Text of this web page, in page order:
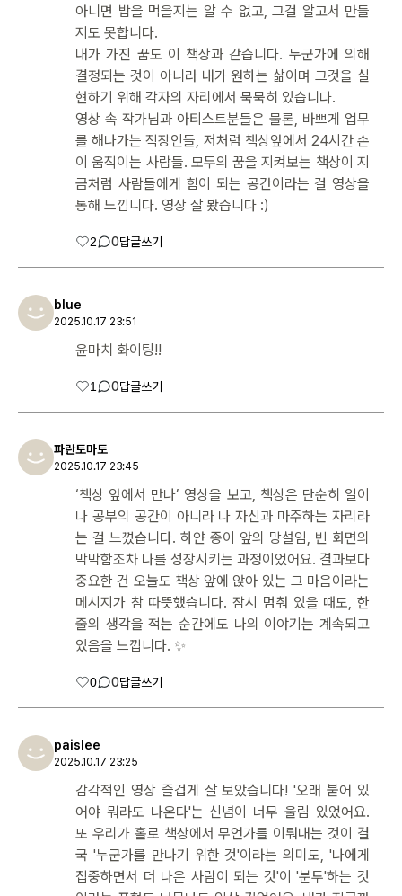
아니면 밥을 먹을지는 알 수 없고, 그걸 알고서 만들
지도 못합니다.
내가 가진 꿈도 이 책상과 같습니다. 누군가에 의해
결정되는 것이 아니라 내가 원하는 삶이며 그것을 실
현하기 위해 각자의 자리에서 묵묵히 있습니다.
영상 속 작가님과 아티스트분들은 물론, 바쁘게 업무
를 해나가는 직장인들, 저처럼 책상앞에서 24시간 손
이 움직이는 사람들. 모두의 꿈을 지켜보는 책상이 지
금처럼 사람들에게 힘이 되는 공간이라는 걸 영상을
통해 느낍니다. 영상 잘 봤습니다 :)
2 0답글쓰기
blue
2025.10.17 23:51
윤마치 화이팅!!
1 0답글쓰기
파란토마토
2025.10.17 23:45
‘책상 앞에서 만나’ 영상을 보고, 책상은 단순히 일이
나 공부의 공간이 아니라 나 자신과 마주하는 자리라
는 걸 느꼈습니다. 하얀 종이 앞의 망설임, 빈 화면의
막막함조차 나를 성장시키는 과정이었어요. 결과보다
중요한 건 오늘도 책상 앞에 앉아 있는 그 마음이라는
메시지가 참 따뜻했습니다. 잠시 멈춰 있을 때도, 한
줄의 생각을 적는 순간에도 나의 이야기는 계속되고
있음을 느낍니다. ✨
0 0답글쓰기
paislee
2025.10.17 23:25
감각적인 영상 즐겁게 잘 보았습니다! '오래 붙어 있
어야 뭐라도 나온다'는 신념이 너무 울림 있었어요.
또 우리가 홀로 책상에서 무언가를 이뤄내는 것이 결
국 '누군가를 만나기 위한 것'이라는 의미도, '나에게
집중하면서 더 나은 사람이 되는 것'이 '분투'하는 것